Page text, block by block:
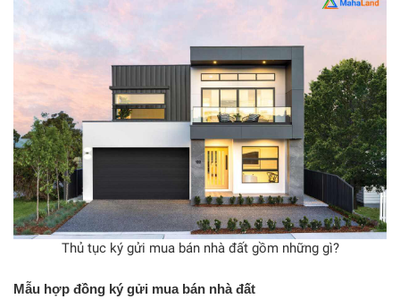
Thủ tục ký gửi mua bán nhà đất gồm những gì?
Mẫu hợp đồng ký gửi mua bán nhà đất